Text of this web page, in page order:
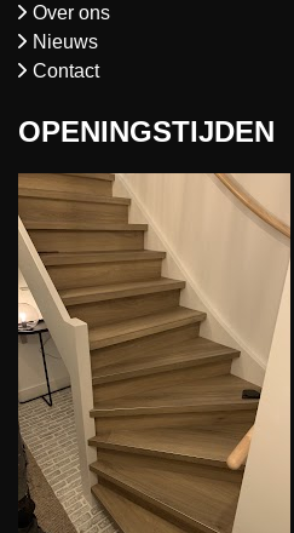
Over ons
Nieuws
Contact
OPENINGSTIJDEN